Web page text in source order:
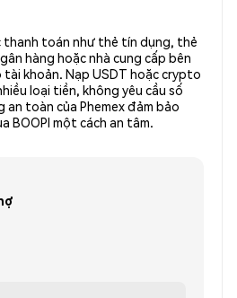
thanh toán như thẻ tín dụng, thẻ
hàng hoặc nhà cung cấp bên
khoản. Nạp USDT hoặc crypto
loại tiền, không yêu cầu số
toàn của Phemex đảm bảo
BOOPI một cách an tâm.